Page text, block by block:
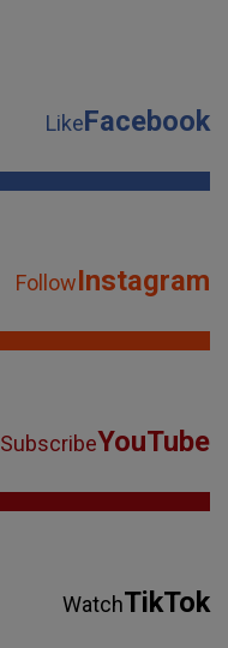
LikeFacebook
FollowInstagram
SubscribeYouTube
WatchTikTok